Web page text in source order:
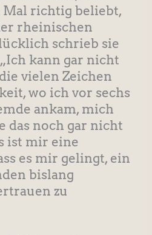
Mal richtig beliebt,
rheinischen
schrieb sie
kann gar nicht
vielen Zeichen
wo ich vor sechs
ankam, mich
das noch gar nicht
ist mir eine
es mir gelingt, ein
bislang
zu